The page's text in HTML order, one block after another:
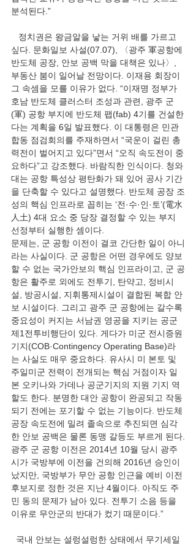
분석된다.”
정치권은 왕금알을 낳는 거위 배를 가르고
싶다. 문화일보 사설(07.07), 〈광주 軍공항에
반도체 공장, 안보 공백 막을 대책은 있나〉,
부동산 붐이 일어날 전망이다. 이재용 회장이
그 속셈을 모를 이유가 없다. “이재명 정부가
호남 반도체 클러스터 조성과 관련, 광주 군
(軍) 공항 부지에 반도체 팹(fab) 4기를 건설한
다는 계획을 6일 발표했다. 이 대통령은 민관
합동 점검회의를 주재하면서 “국운이 걸린 총
력전이 벌어지고 있다”면서 “오직 속도전이 중
요하다”고 강조했다. 바람직한 인식이다. 청와
대는 공항 특성상 평탄화가 돼 있어 공사 기간
을 단축할 수 있다고 설명했다. 반도체 공장 조
성의 핵심 인프라로 꼽히는 ‘전·수·인·토’(電水
人土) 4대 요소 중 당장 결정할 수 있는 부지
선정부터 실행한 셈이다.
문제는, 군 공항 이전이 결코 간단한 일이 아니
라는 사실이다. 군 공항은 어떤 경우에도 양보
할 수 없는 국가안보의 핵심 인프라이고, 군 공
항은 활주로 외에도 전투기, 탄약고, 정비시
설, 방공시설, 지휘통제시설이 결합된 복합 안
보 시설이다. 그리고 광주 군 공항에는 갈수록
중요성이 커지는 서남권 영공을 지키는 공군
제1전투비행단이 있다. 게다가 미군 전시증원
기지(COB·Contingency Operating Base)라
는 사실도 매우 중요하다. 유사시 미 본토 및
주일미군 전력이 전개되는 핵심 거점이자 일
본 오키나와 가데나 공군기지의 지원 기지 역
할도 한다. 분명한 대안 공항이 완공되고 작동
되기 전에는 포기할 수 없는 기능이다. 반도체
공장 속도전에 밀려 졸속으로 추진되면 심각
한 안보 공백은 물론 동맹 갈등도 부르게 된다.
광주 군 공항 이전은 2014년 10월 당시 광주
시가 국방부에 이전을 건의해 2016년 승인이
났지만, 국방부가 무안 공항 인근을 예비 이전
후보지로 정한 것은 지난 4월이다. 아직도 주
민 동의 문제가 남아 있다. 전투기 소음 등을
이유로 무안군의 반대가 컸기 때문이다.”
국내 안보는 설렁설렁한 상태에서 무기세일